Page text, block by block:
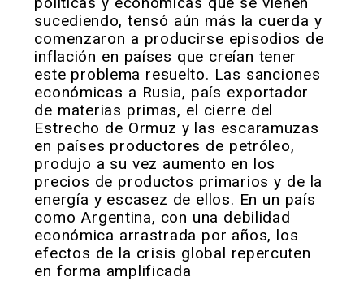
sucediendo, tensó aún más la cuerda y
comenzaron a producirse episodios de
inflación en países que creían tener
este problema resuelto. Las sanciones
económicas a Rusia, país exportador
de materias primas, el cierre del
Estrecho de Ormuz y las escaramuzas
en países productores de petróleo,
produjo a su vez aumento en los
precios de productos primarios y de la
energía y escasez de ellos. En un país
como Argentina, con una debilidad
económica arrastrada por años, los
efectos de la crisis global repercuten
en forma amplificada